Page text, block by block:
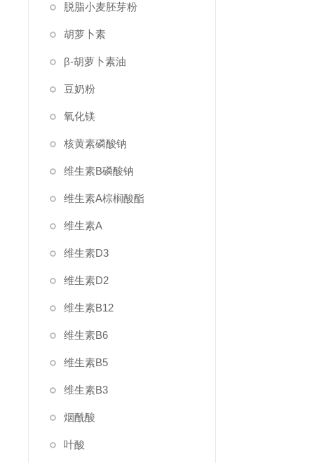
脱脂小麦胚芽粉
胡萝卜素
β-胡萝卜素油
豆奶粉
氧化镁
核黄素磷酸钠
维生素B磷酸钠
维生素A棕榈酸酯
维生素A
维生素D3
维生素D2
维生素B12
维生素B6
维生素B5
维生素B3
烟酰酸
叶酸